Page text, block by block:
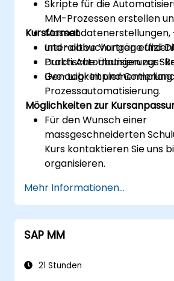
Skripte für die
MM-Prozessen erstellen
und -abbuchungen
Durch Automatisierungs-
Genauigkeit und
Kursformat
Interaktive Vorträge und
Praktische Übungen zur
Live-Lab-Implementierung
Prozessautomatisierung.
Möglichkeiten zur
Für den Wunsch einer
massgeschneiderten
Kurs kontaktieren Sie uns
organisieren.
Mehr Informationen...
SAP MM
21 Stunden